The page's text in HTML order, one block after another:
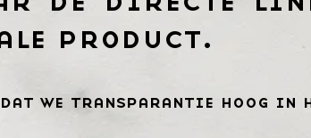
product.
dat we transparantie hoog in